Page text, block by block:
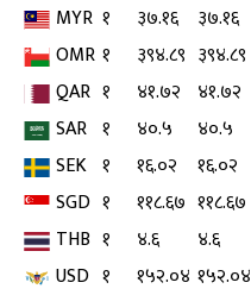
MYR १ ३७.१६
३७.१६
OMR १ ३९४.८९ ३९४.८९
QAR १ ४१.७२ ४१.७२
SAR १ ४०.५
४०.५
SEK १ १६.०२
१६.०२
SGD १ ११८.६७ ११८.६७
THB १ ४.६
४.६
USD १ १५२.०४ १५२.०४